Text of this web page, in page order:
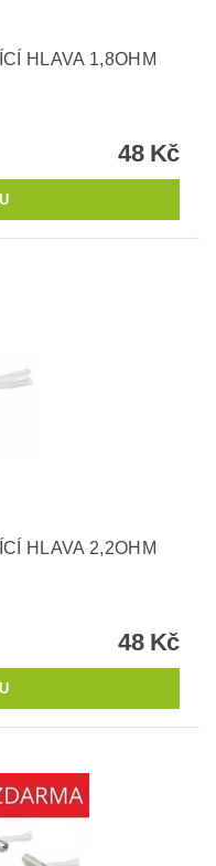
HLAVA 1,8OHM
48 Kč
HLAVA 2,2OHM
48 Kč